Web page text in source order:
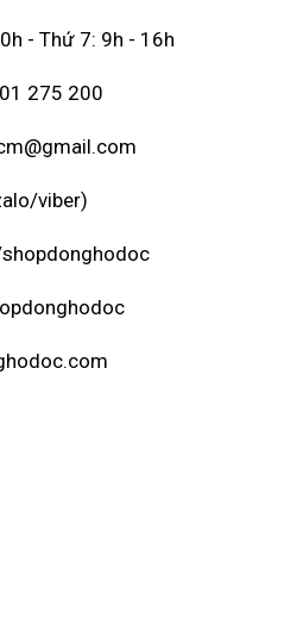
- Thứ 7: 9h - 16h
275 200
viber)